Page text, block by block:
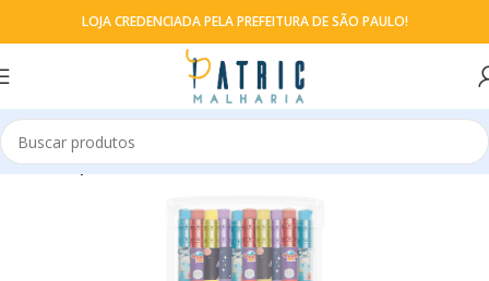
LOJA CREDENCIADA PELA PREFEITURA DE SÃO PAULO!
Início Lápis